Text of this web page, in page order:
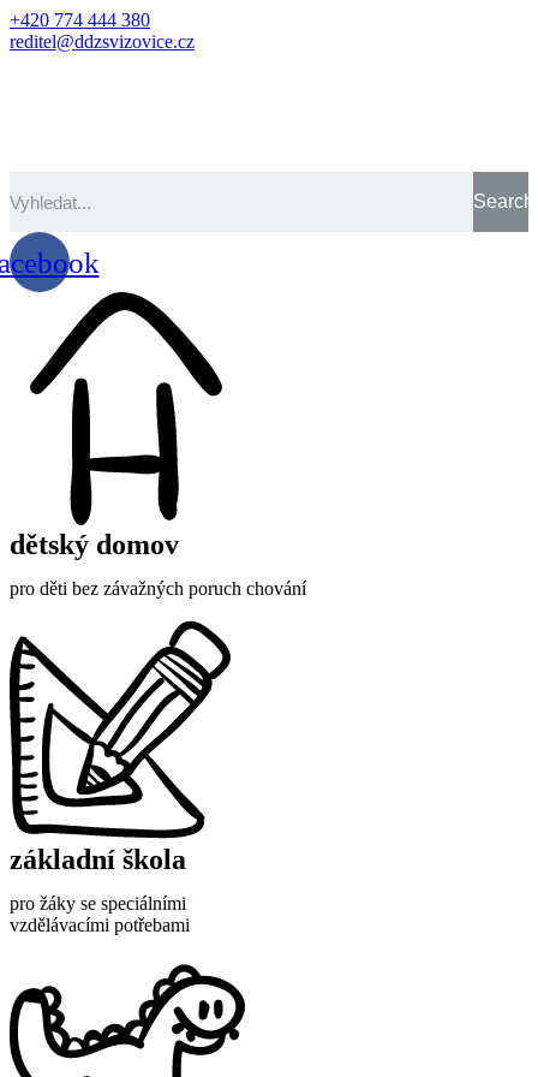
+420 774 444 380
reditel@ddzsvizovice.cz
Search
dětský domov
pro děti bez závažných poruch chování
základní škola
pro žáky se speciálními
vzdělávacími potřebami